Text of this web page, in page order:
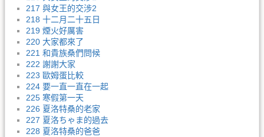
217 與女王的交涉2
218 十二月二十五日
219 煙火好厲害
220 大家都來了
221 和貴族桑們問候
222 謝謝大家
223 歐姆蛋比較
224 要一直一直在一起
225 寒假第一天
226 夏洛特桑的老家
227 夏洛ちゃま的過去
228 夏洛特桑的爸爸